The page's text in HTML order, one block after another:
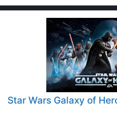
Star Wars Galaxy of